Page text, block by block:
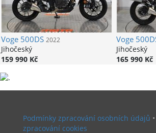
Voge500DS 2022
Jihočeský
159 990 Kč
Voge
Jihočeský
165 990 Kč
Podmínky zpracování osobních údajů •
zpracování cookies